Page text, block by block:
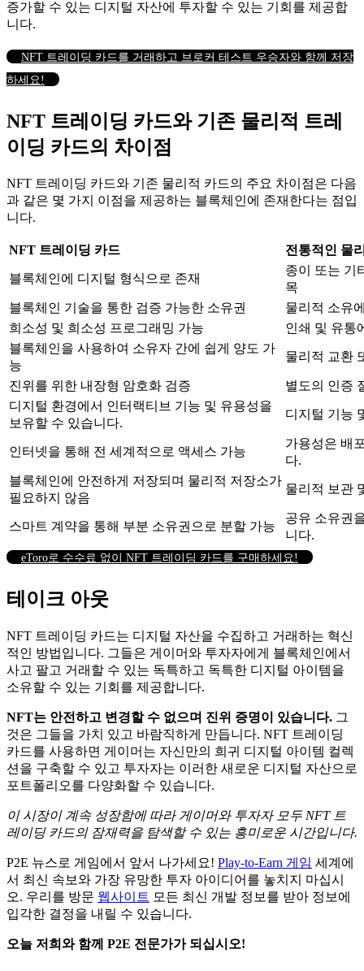
증가할 수 있는 디지털 자산에 투자할 수 있는 기회를 제공합
니다.
NFT 트레이딩 카드를 거래하고 브로커 테스트 우승자와 함께 저장
하세요!
NFT 트레이딩 카드와 기존 물리적 트레
이딩 카드의 차이점
NFT 트레이딩 카드와 기존 물리적 카드의 주요 차이점은 다음
과 같은 몇 가지 이점을 제공하는 블록체인에 존재한다는 점입
니다.
NFT 트레이딩 카드 전통적인 물
블록체인에 디지털 형식으로 존재
종이 또는 기
목
블록체인 기술을 통한 검증 가능한 소유권
물리적 소유
희소성 및 희소성 프로그래밍 가능
인쇄 및 유통
블록체인을 사용하여 소유자 간에 쉽게 양도 가
능
물리적 교환
진위를 위한 내장형 암호화 검증
별도의 인증
디지털 환경에서 인터랙티브 기능 및 유용성을
보유할 수 있습니다.
디지털 기능
인터넷을 통해 전 세계적으로 액세스 가능
가용성은 배
다.
블록체인에 안전하게 저장되며 물리적 저장소가
필요하지 않음
물리적 보관
스마트 계약을 통해 부분 소유권으로 분할 가능
공유 소유권
니다.
eToro로 수수료 없이 NFT 트레이딩 카드를 구매하세요!
테이크 아웃
NFT 트레이딩 카드는 디지털 자산을 수집하고 거래하는 혁신
적인 방법입니다. 그들은 게이머와 투자자에게 블록체인에서
사고 팔고 거래할 수 있는 독특하고 독특한 디지털 아이템을
소유할 수 있는 기회를 제공합니다.
NFT는 안전하고 변경할 수 없으며 진위 증명이 있습니다. 그
것은 그들을 가치 있고 바람직하게 만듭니다. NFT 트레이딩
카드를 사용하면 게이머는 자신만의 희귀 디지털 아이템 컬렉
션을 구축할 수 있고 투자자는 이러한 새로운 디지털 자산으로
포트폴리오를 다양화할 수 있습니다.
이 시장이 계속 성장함에 따라 게이머와 투자자 모두 NFT 트
레이딩 카드의 잠재력을 탐색할 수 있는 흥미로운 시간입니다.
P2E 뉴스로 게임에서 앞서 나가세요! Play-to-Earn 게임 세계에
서 최신 속보와 가장 유망한 투자 아이디어를 놓치지 마십시
오. 우리를 방문 웹사이트 모든 최신 개발 정보를 받아 정보에
입각한 결정을 내릴 수 있습니다.
오늘 저희와 함께 P2E 전문가가 되십시오!